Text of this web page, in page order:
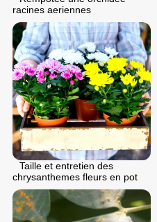
racines aeriennes
Taille et entretien des
chrysanthemes fleurs en pot